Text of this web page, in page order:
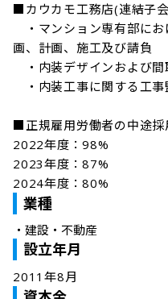
■カウカモ工務店(連結子
・マンション専有部にお
画、計画、施工及び請負
・内装デザインおよび間
・内装工事に関する工事
■正規雇用労働者の中途採
2022年度：98%
2023年度：87%
業種
・ 建設・不動産
設立年月
2011年8月